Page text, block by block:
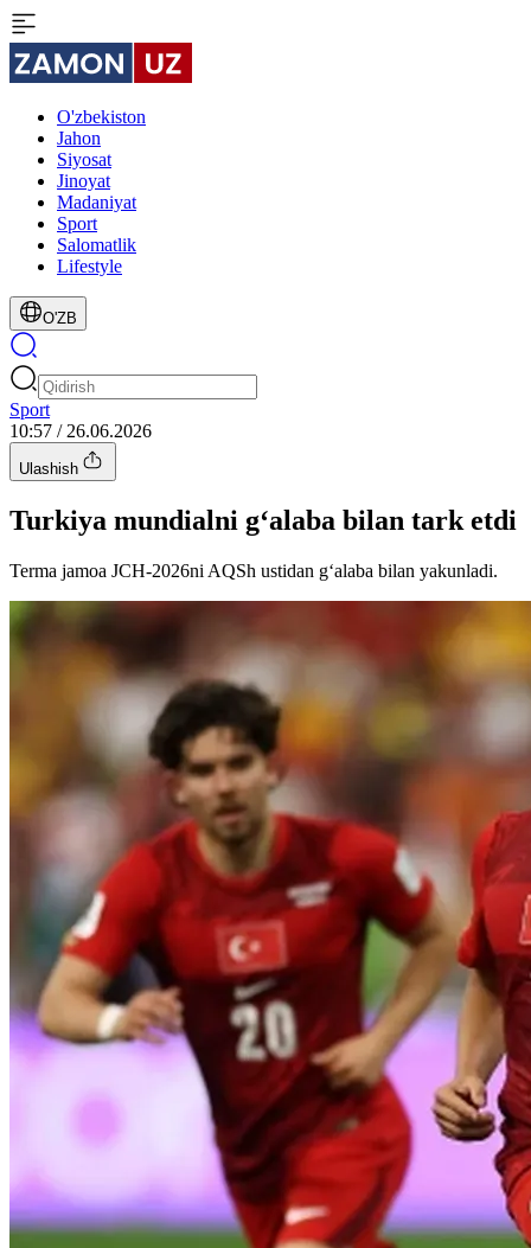
O'zbekiston
Jahon
Siyosat
Jinoyat
Madaniyat
Sport
Salomatlik
Lifestyle
O'ZB
Sport
10:57 / 26.06.2026
Ulashish
Turkiya mundialni g‘alaba bilan tark etdi
Terma jamoa JCH-2026ni AQSh ustidan g‘alaba bilan yakunladi.